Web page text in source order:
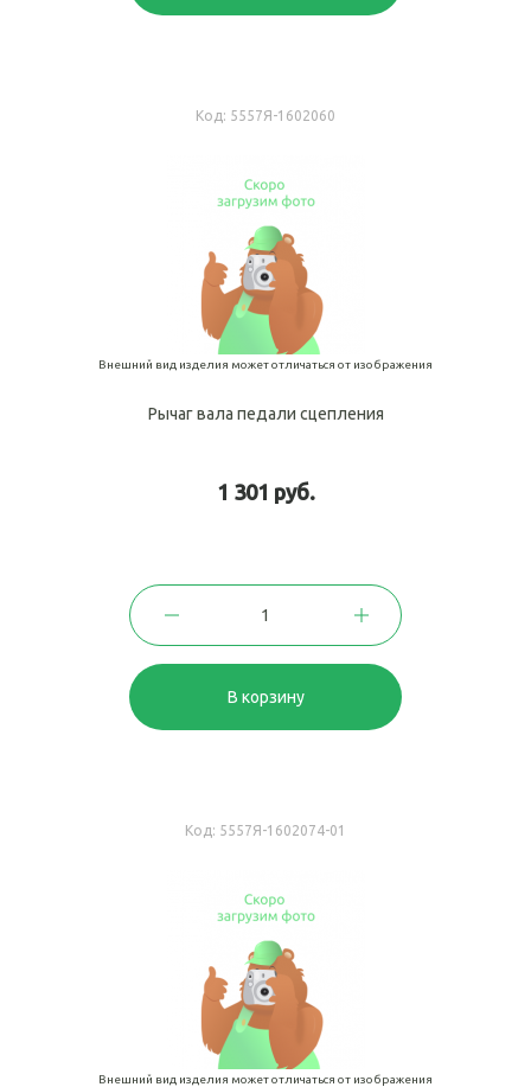
Код: 5557Я-1602060
Внешний вид изделия может отличаться от изображения
Рычаг вала педали сцепления
1 301 руб.
В корзину
Код: 5557Я-1602074-01
Внешний вид изделия может отличаться от изображения